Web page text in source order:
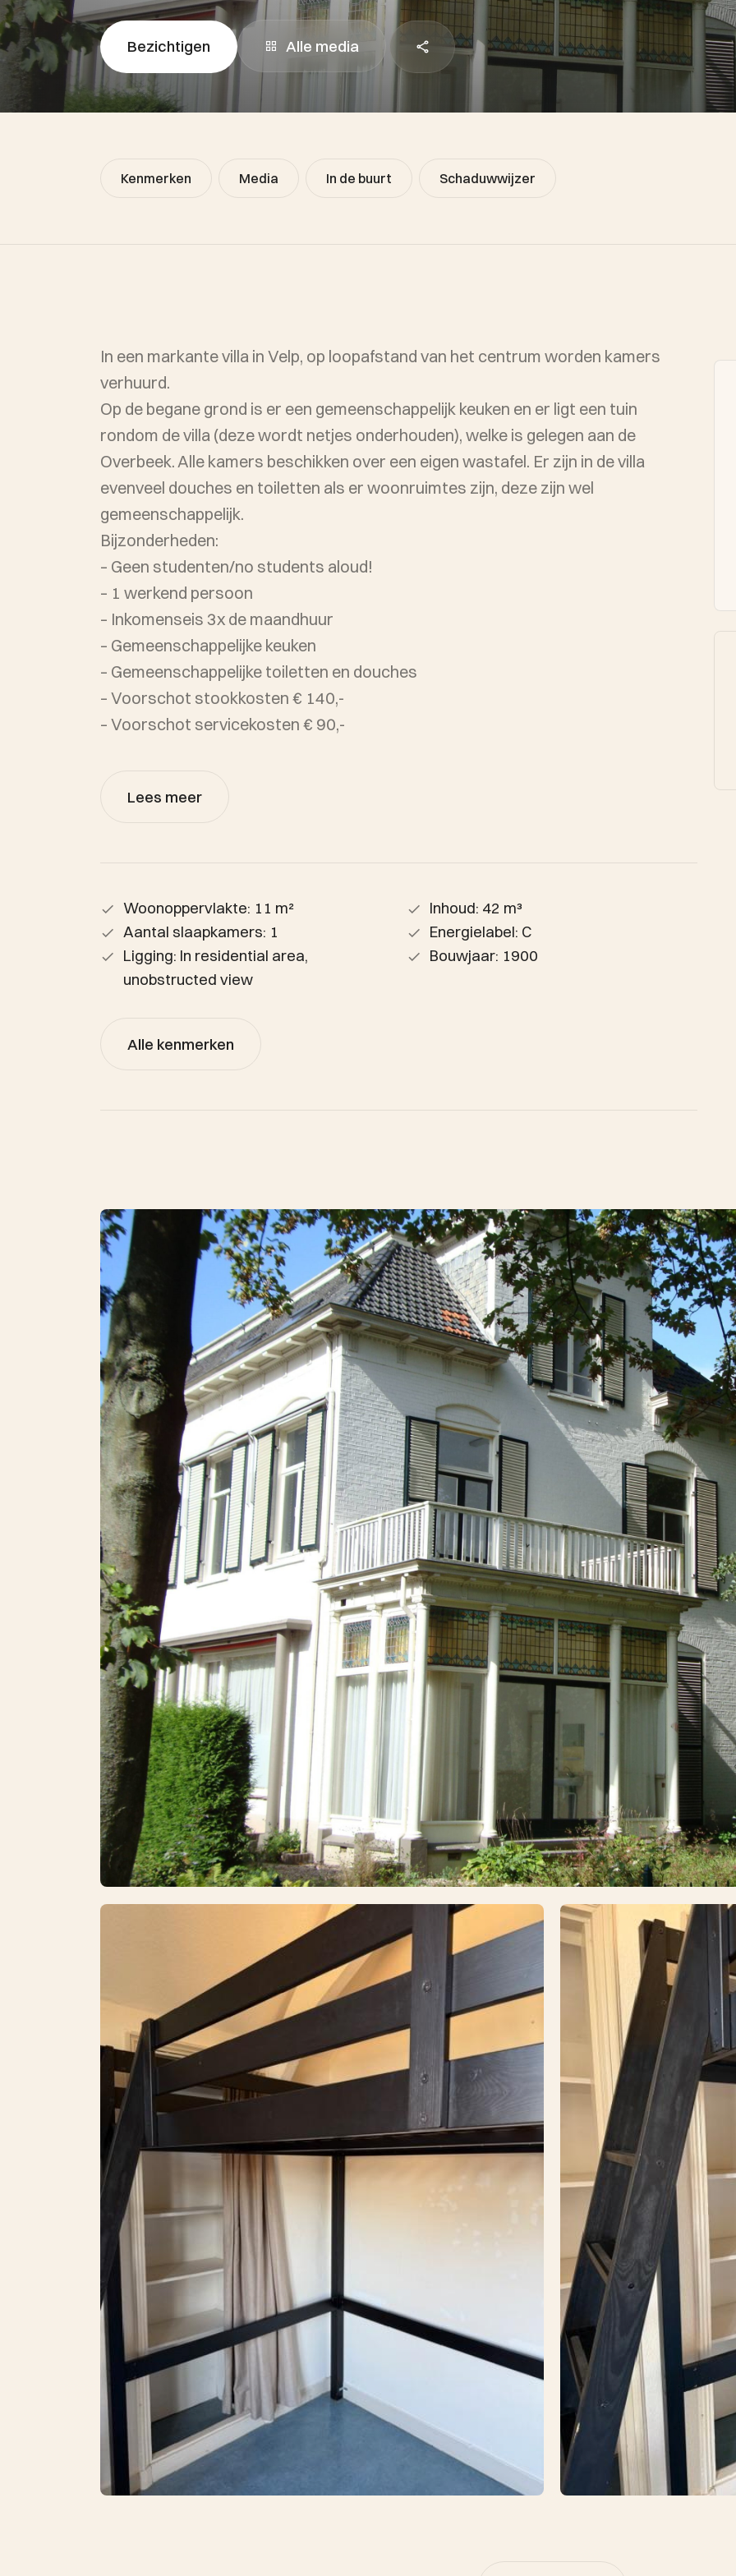
Bezichtigen Alle media
Kenmerken Media In de buurt Schaduwwijzer
In een markante villa in Velp, op loopafstand van het centrum worden kamers
verhuurd.
Op de begane grond is er een gemeenschappelijk keuken en er ligt een tuin
rondom de villa (deze wordt netjes onderhouden), welke is gelegen aan de
Overbeek. Alle kamers beschikken over een eigen wastafel. Er zijn in de villa
evenveel douches en toiletten als er woonruimtes zijn, deze zijn wel
gemeenschappelijk.
Bijzonderheden:
– Geen studenten/no students aloud!
– 1 werkend persoon
– Inkomenseis 3x de maandhuur
– Gemeenschappelijke keuken
– Gemeenschappelijke toiletten en douches
– Voorschot stookkosten € 140,-
– Voorschot servicekosten € 90,-
Lees meer
Woonoppervlakte: 11 m²
Inhoud: 42 m³
Aantal slaapkamers: 1
Energielabel: C
Ligging: In residential area,
unobstructed view
Bouwjaar: 1900
Alle kenmerken